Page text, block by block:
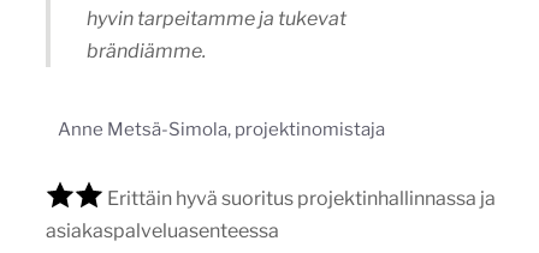
hyvin tarpeitamme ja tukevat
brändiämme.
Anne Metsä-Simola, projektinomistaja
Erittäin hyvä suoritus projektinhallinnassa ja
asiakaspalveluasenteessa